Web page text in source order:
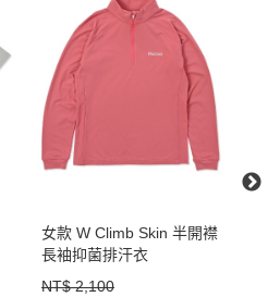
女款 W Climb Skin 半開襟
長袖抑菌排汗衣
NT$ 2,100